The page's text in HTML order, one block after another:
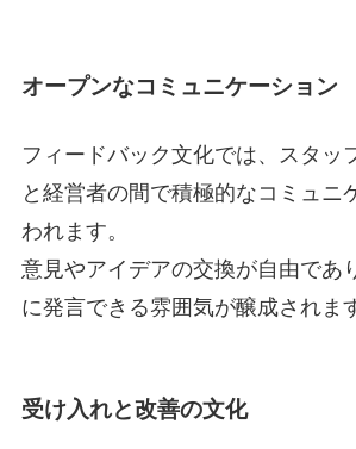
オープンなコミュニケーション
フィードバック文化では、スタッ
と経営者の間で積極的なコミュニ
われます。
意見やアイデアの交換が自由であ
に発言できる雰囲気が醸成されま
受け入れと改善の文化